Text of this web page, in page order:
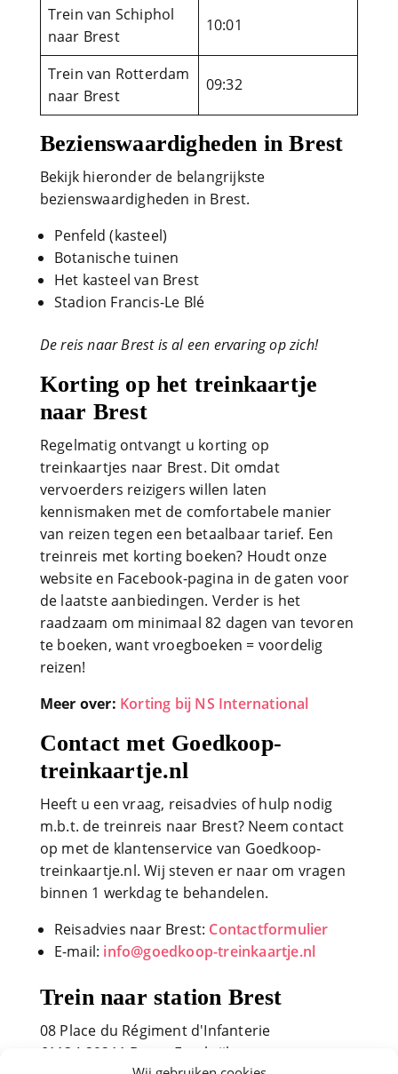
Trein van Schiphol
naar Brest
10:01
Trein van Rotterdam
naar Brest
09:32
Bezienswaardigheden in Brest
Bekijk hieronder de belangrijkste
bezienswaardigheden in Brest.
Penfeld (kasteel)
Botanische tuinen
Het kasteel van Brest
Stadion Francis-Le Blé
De reis naar Brest is al een ervaring op zich!
Korting op het treinkaartje
naar Brest
Regelmatig ontvangt u korting op
treinkaartjes naar Brest. Dit omdat
vervoerders reizigers willen laten
kennismaken met de comfortabele manier
van reizen tegen een betaalbaar tarief. Een
treinreis met korting boeken? Houdt onze
website en Facebook-pagina in de gaten voor
de laatste aanbiedingen. Verder is het
raadzaam om minimaal 82 dagen van tevoren
te boeken, want vroegboeken = voordelig
reizen!
Meer over: Korting bij NS International
Contact met Goedkoop-
treinkaartje.nl
Heeft u een vraag, reisadvies of hulp nodig
m.b.t. de treinreis naar Brest? Neem contact
op met de klantenservice van Goedkoop-
treinkaartje.nl. Wij steven er naar om vragen
binnen 1 werkdag te behandelen.
Reisadvies naar Brest: Contactformulier
E-mail: info@goedkoop-treinkaartje.nl
Trein naar station Brest
08 Place du Régiment d'Infanterie
61134-29211 Brest, Frankrijk